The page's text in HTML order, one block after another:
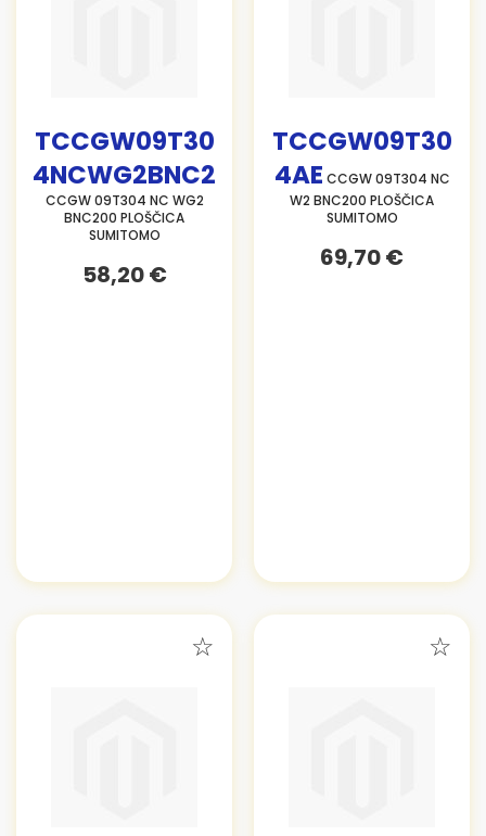
TCCGW09T30
4NCWG2BNC2
CCGW 09T304 NC WG2
BNC200 PLOŠČICA
SUMITOMO
58,20 €
TCCGW09T30
4AE CCGW 09T304 NC
W2 BNC200 PLOŠČICA
SUMITOMO
69,70 €